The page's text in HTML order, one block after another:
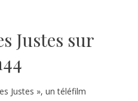
Justes sur
Justes », un téléfilm